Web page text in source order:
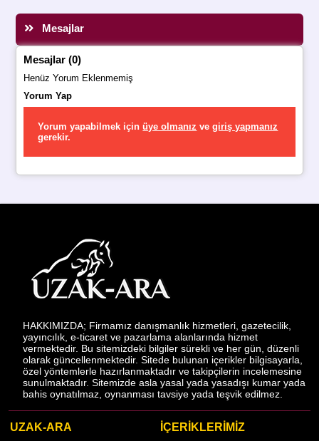
Mesajlar
Mesajlar (0)
Henüz Yorum Eklenmemiş
Yorum Yap
Yorum yapabilmek içinüye olmanız vegiriş yapmanız
gerekir.
HAKKIMIZDA; Firmamız danışmanlık hizmetleri, gazetecilik,
yayıncılık, e-ticaret ve pazarlama alanlarında hizmet
vermektedir. Bu sitemizdeki bilgiler sürekli ve her gün, düzenli
olarak güncellenmektedir. Sitede bulunan içerikler bilgisayarla,
özel yöntemlerle hazırlanmaktadır ve takipçilerin incelemesine
sunulmaktadır. Sitemizde asla yasal yada yasadışı kumar yada
bahis oynatılmaz, oynanması tavsiye yada teşvik edilmez.
UZAK-ARA İÇERİKLERİMİZ